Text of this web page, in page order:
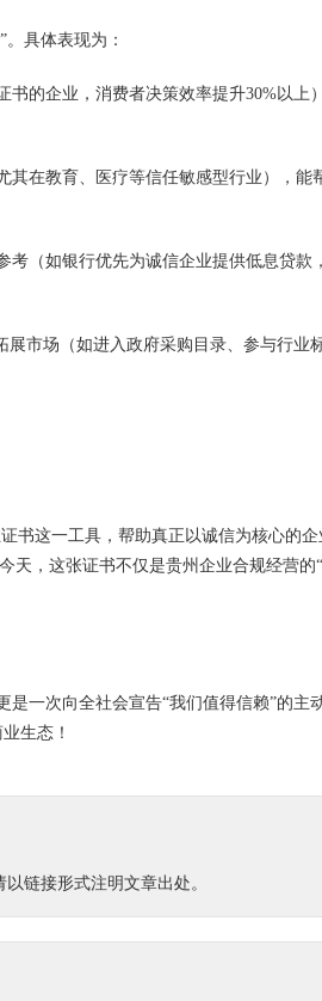
。具体表现为：
的企业，消费者决策效率提升30%以上
在教育、医疗等信任敏感型行业），能
（如银行优先为诚信企业提供低息贷款
市场（如进入政府采购目录、参与行业
书这一工具，帮助真正以诚信为核心的
天，这张证书不仅是贵州企业合规经营的“
一次向全社会宣告“我们值得信赖”的主
生态！
链接形式注明文章出处。